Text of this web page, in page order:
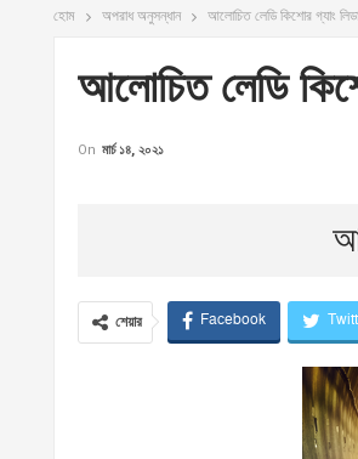
হোম অপরাধ অনুসন্ধান আলোচিত লেডি কিশোর গ্যাং
আলোচিত লেডি
On মার্চ ১৪, ২০২১
শেয়ার Facebook